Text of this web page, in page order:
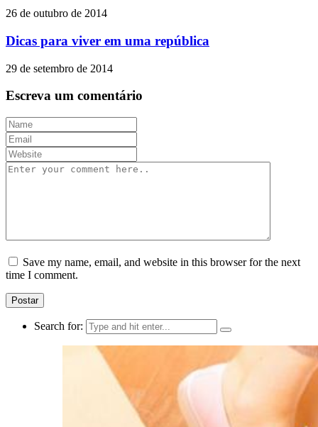
26 de outubro de 2014
Dicas para viver em uma república
29 de setembro de 2014
Escreva um comentário
Save my name, email, and website in this browser for the next
time I comment.
Search for: